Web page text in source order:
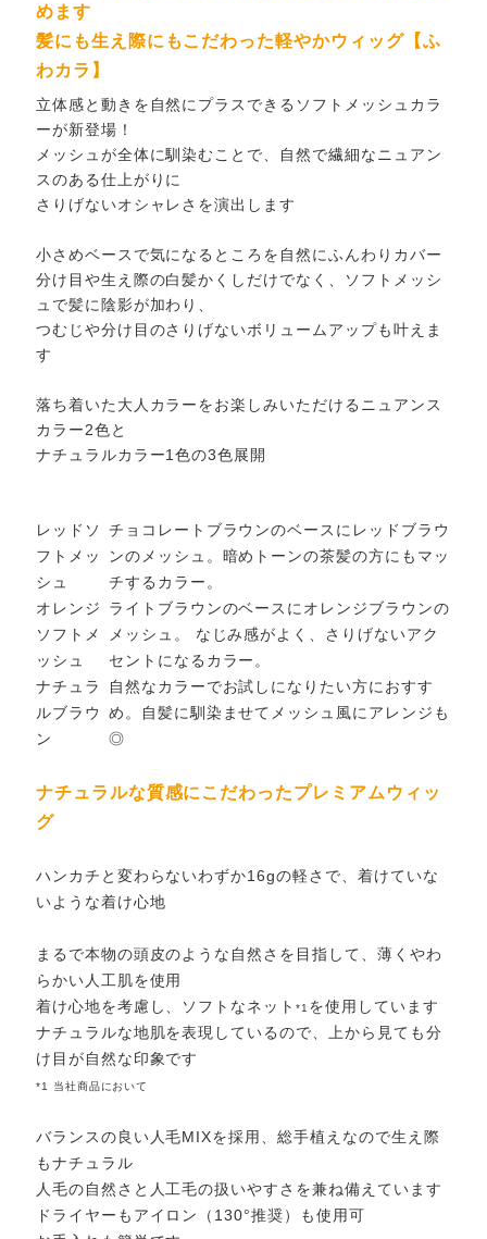
めます
髪にも生え際にもこだわった軽やかウィッグ【ふ
わカラ】
立体感と動きを自然にプラスできるソフトメッシュカラ
ーが新登場！
メッシュが全体に馴染むことで、自然で繊細なニュアン
スのある仕上がりに
さりげないオシャレさを演出します
小さめベースで気になるところを自然にふんわりカバー
分け目や生え際の白髪かくしだけでなく、ソフトメッシ
ュで髪に陰影が加わり、
つむじや分け目のさりげないボリュームアップも叶えま
す
落ち着いた大人カラーをお楽しみいただけるニュアンス
カラー2色と
ナチュラルカラー1色の3色展開
レッドソ
フトメッ
シュ
チョコレートブラウンのベースにレッドブラウ
ンのメッシュ。暗めトーンの茶髪の方にもマッ
チするカラー。
オレンジ
ソフトメ
ッシュ
ライトブラウンのベースにオレンジブラウンの
メッシュ。 なじみ感がよく、さりげないアク
セントになるカラー。
ナチュラ
ルブラウ
ン
自然なカラーでお試しになりたい方におすす
め。自髪に馴染ませてメッシュ風にアレンジも
◎
ナチュラルな質感にこだわったプレミアムウィッ
グ
ハンカチと変わらないわずか16gの軽さで、着けていな
いような着け心地
まるで本物の頭皮のような自然さを目指して、薄くやわ
らかい人工肌を使用
着け心地を考慮し、ソフトなネット*1 を使用しています
ナチュラルな地肌を表現しているので、上から見ても分
け目が自然な印象です
*1 当社商品において
バランスの良い人毛MIXを採用、総手植えなので生え際
もナチュラル
人毛の自然さと人工毛の扱いやすさを兼ね備えています
ドライヤーもアイロン（130°推奨）も使用可